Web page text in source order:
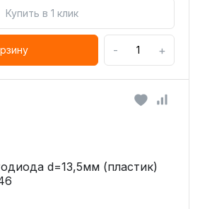
Купить в 1 клик
- +
d=13,5мм (пластик)